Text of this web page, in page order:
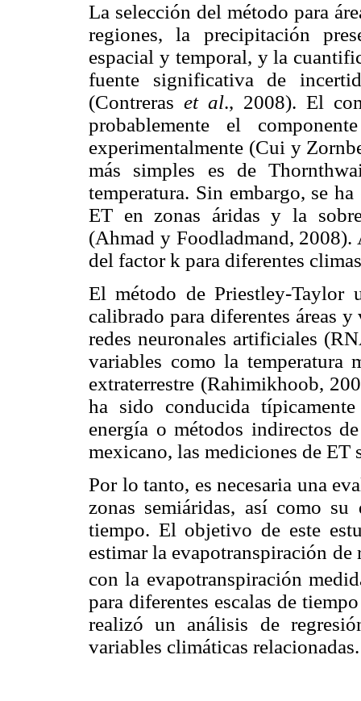
La selección del método para
regiones, la precipitación
espacial y temporal, y la
fuente significativa de
(Contreras et al., 2008). El
probablemente el
experimentalmente (Cui y
más simples es de
temperatura. Sin embargo, se
ET en zonas áridas y la
(Ahmad y Foodladmand, 2008).
del factor k para diferentes
El método de Priestley-Taylor
calibrado para diferentes áreas
redes neuronales artificiales
variables como la temperatura
extraterrestre (Rahimikhoob,
ha sido conducida
energía o métodos indirectos
mexicano, las mediciones de
Por lo tanto, es necesaria una
zonas semiáridas, así como su
tiempo. El objetivo de este
estimar la evapotranspiración de
con la evapotranspiración
para diferentes escalas de
realizó un análisis de
variables climáticas relacionadas.